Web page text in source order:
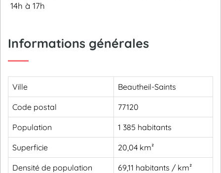
14h à 17h
Informations générales
Ville Beautheil-Saints
Code postal 77120
Population 1 385 habitants
Superficie 20,04 km²
Densité de population 69,11 habitants / km²